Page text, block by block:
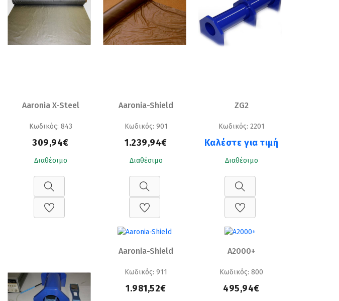
Aaronia X-Steel
Κωδικός: 843
309,94€
Διαθέσιμο
Aaronia-Shield
Κωδικός: 901
1.239,94€
Διαθέσιμο
ZG2
Κωδικός: 2201
Καλέστε για τιμή
Διαθέσιμο
Aaronia-Shield
Κωδικός: 911
1.981,52€
A2000+
Κωδικός: 800
495,94€